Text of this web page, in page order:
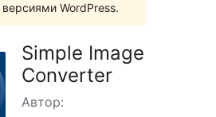
WordPress.
Simple Image
Converter
Автор: